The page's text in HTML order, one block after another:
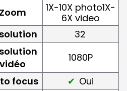
Zoom
1X-10X photo1X-
6X video
32
vidéo
1080P
focus
Oui